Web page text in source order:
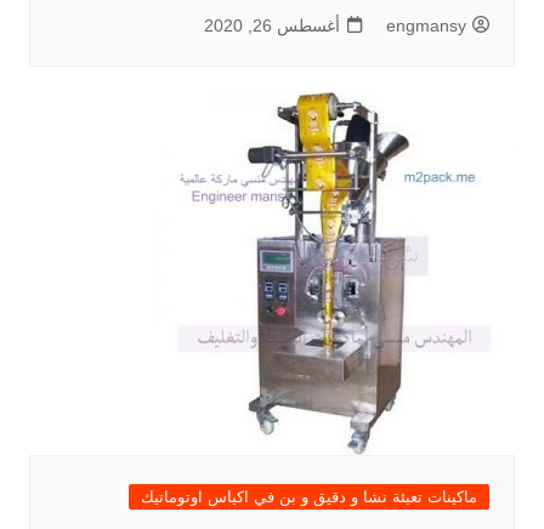
engmansy أغسطس 26, 2020
ماكينات تعبئة نشا و دقيق و بن في اكياس اوتوماتيك